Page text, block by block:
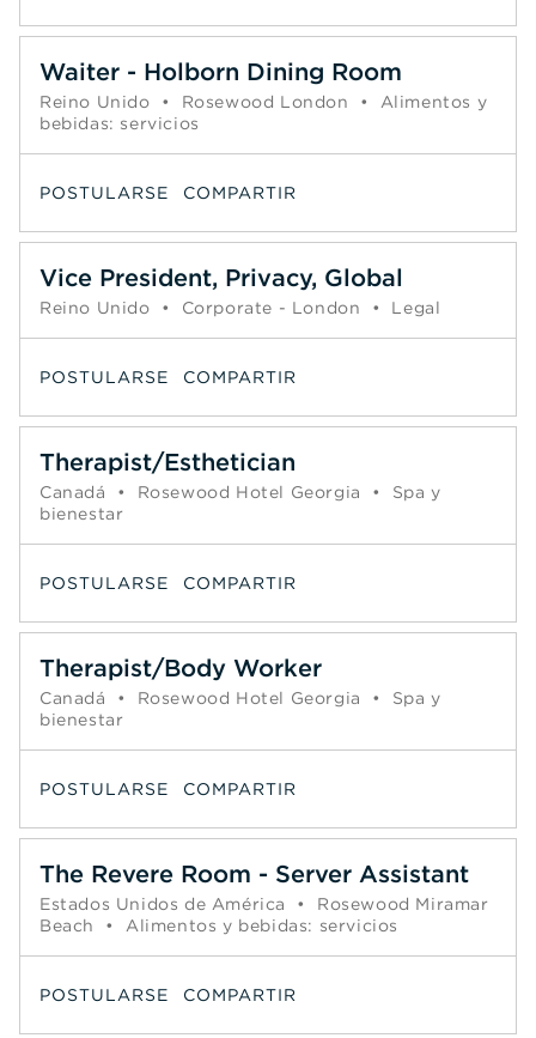
Waiter - Holborn Dining Room
Reino Unido • Rosewood London •
Alimentos y
bebidas: servicios
POSTULARSE COMPARTIR
Vice President, Privacy, Global
Reino Unido • Corporate - London • Legal
POSTULARSE COMPARTIR
Therapist/Esthetician
Canadá • Rosewood Hotel Georgia •
Spa y
bienestar
POSTULARSE COMPARTIR
Therapist/Body Worker
Canadá • Rosewood Hotel Georgia •
Spa y
bienestar
POSTULARSE COMPARTIR
The Revere Room - Server Assistant
Estados Unidos de América •
Rosewood Miramar
Beach
• Alimentos y bebidas: servicios
POSTULARSE COMPARTIR